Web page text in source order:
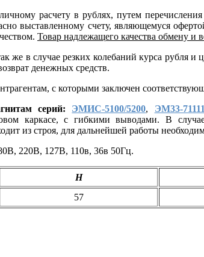
расчету в рублях, путем
выставленному счету, являющемуся
Товар надлежащего качества обмену и
же в случае резких колебаний курса
денежных средств.
с которыми заключен
серий: ЭМИС-5100/5200, ЭМ33-
каркасе, с гибкими выводами. В
из строя, для дальнейшей работы
220В, 127В, 110в, 36в 50Гц.
H
57